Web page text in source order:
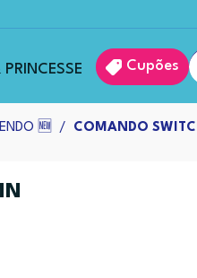
Cupões
🆕 COMANDO